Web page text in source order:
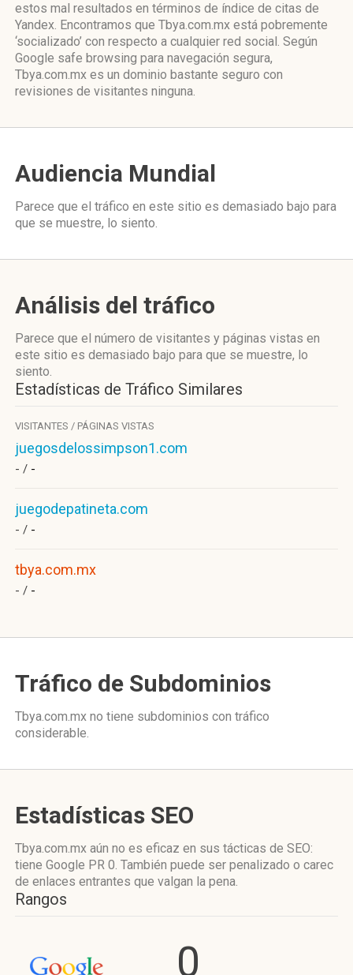
estos mal resultados en términos de índice de citas de
Yandex. Encontramos que Tbya.com.mx está pobremente
‘socializado’ con respecto a cualquier red social. Según
Google safe browsing para navegación segura,
Tbya.com.mx es un dominio bastante seguro con
revisiones de visitantes ninguna.
Audiencia Mundial
Parece que el tráfico en este sitio es demasiado bajo para
que se muestre, lo siento.
Análisis del tráfico
Parece que el número de visitantes y páginas vistas en
este sitio es demasiado bajo para que se muestre, lo
siento.
Estadísticas de Tráfico Similares
VISITANTES / PÁGINAS VISTAS
juegosdelossimpson1.com
- / -
juegodepatineta.com
- / -
tbya.com.mx
- / -
Tráfico de Subdominios
Tbya.com.mx no tiene subdominios con tráfico
considerable.
Estadísticas SEO
Tbya.com.mx aún no es eficaz en sus tácticas de SEO:
tiene Google PR 0. También puede ser penalizado o carec
de enlaces entrantes que valgan la pena.
Rangos
0